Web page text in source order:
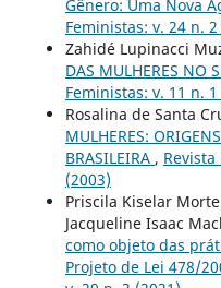
Gênero: Uma Nova
Feministas: v. 24 n. 2
Zahidé Lupinacci
DAS MULHERES NO
Feministas: v. 11 n. 1
Rosalina de Santa
MULHERES:
BRASILEIRA ,
(2003)
Priscila Kiselar
Jacqueline Isaac
como objeto das
Projeto de Lei 478/